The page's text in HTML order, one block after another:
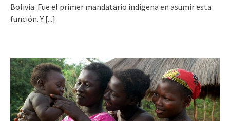
Bolivia. Fue el primer mandatario indígena en asumir esta
función. Y [...]